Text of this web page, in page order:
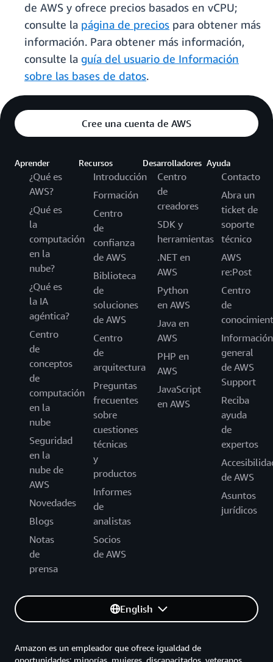
de AWS y ofrece precios basados en vCPU;
consulte la página de precios para obtener más
información. Para obtener más información,
consulte la guía del usuario de Información
sobre las bases de datos.
Cree una cuenta de AWS
Aprender
¿Qué es
AWS?
¿Qué es
la
computación
en la
nube?
¿Qué es
la IA
agéntica?
Centro
de
conceptos
de
computación
en la
nube
Seguridad
en la
nube de
AWS
Novedades
Blogs
Notas
de
prensa
Recursos
Introducción
Formación
Centro
de
confianza
de AWS
Biblioteca
de
soluciones
de AWS
Centro
de
arquitectura
Preguntas
frecuentes
sobre
cuestiones
técnicas
y
productos
Informes
de
analistas
Socios
de AWS
Desarrolladores
Centro
de
creadores
SDK y
herramientas
.NET en
AWS
Python
en AWS
Java en
AWS
PHP en
AWS
JavaScript
en AWS
Ayuda
Contacto
Abra un
ticket de
soporte
técnico
AWS
re:Post
Centro
de
Información
general
de AWS
Support
Reciba
ayuda
de
expertos
de AWS
Asuntos
jurídicos
English
Amazon es un empleador que ofrece igualdad de